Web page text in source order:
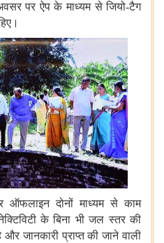
पर ऐप के माध्यम से जियो-टैग
ऑफलाइन दोनों माध्यम से काम
के बिना भी जल स्तर की
और जानकारी प्राप्त की जाने वाली